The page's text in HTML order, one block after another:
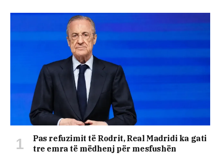
Pas refuzimit të Rodrit, Real Madridi ka gati
tre emra të mëdhenj për mesfushën